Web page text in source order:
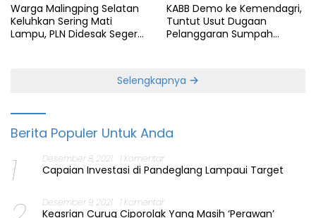
Warga Malingping Selatan
Keluhkan Sering Mati
Lampu, PLN Didesak Segera
KABB Demo ke Kemendagri,
Tuntut Usut Dugaan
Pelanggaran Sumpah
Selengkapnya
Berita Populer Untuk Anda
1 Desember 8, 2021 1 Komentar
Capaian Investasi di Pandeglang Lampaui Target
Desember 9, 2021 1 Komentar
Keasrian Curug Ciporolak Yang Masih ‘Perawan’